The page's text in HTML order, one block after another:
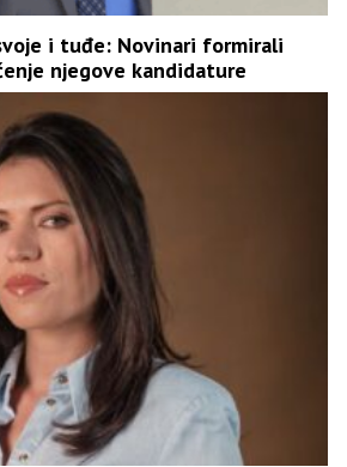
i tuđe: Novinari formirali
njegove kandidature